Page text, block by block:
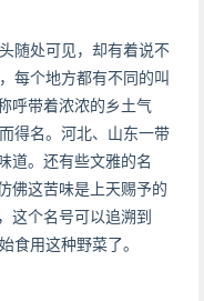
随处可见，却有着说不
每个地方都有不同的叫
呼带着浓浓的乡土气
得名。河北、山东一带
道。还有些文雅的名
佛这苦味是上天赐予的
这个名号可以追溯到
食用这种野菜了。